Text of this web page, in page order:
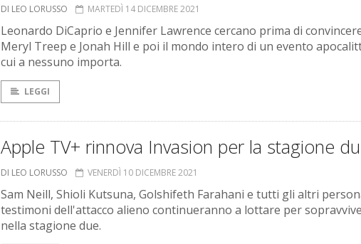
DI LEO LORUSSO MARTEDÌ 14 DICEMBRE 2021
Leonardo DiCaprio e Jennifer Lawrence cercano prima di
Meryl Treep e Jonah Hill e poi il mondo intero di un evento
cui a nessuno importa.
LEGGI
Apple TV+ rinnova Invasion per la stagione
DI LEO LORUSSO VENERDÌ 10 DICEMBRE 2021
Sam Neill, Shioli Kutsuna, Golshifeth Farahani e tutti gli altri
testimoni dell'attacco alieno continueranno a lottare per
nella stagione due.